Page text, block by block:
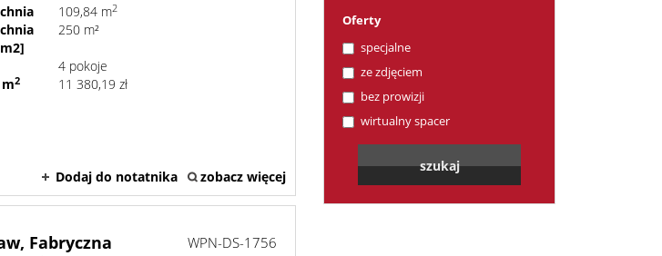
109,84 m2
250 m²
4 pokoje
m2 11 380,19 zł
Dodaj do notatnika zobacz więcej
Fabryczna WPN-DS-1756
Oferty
specjalne
ze zdjęciem
bez prowizji
wirtualny spacer